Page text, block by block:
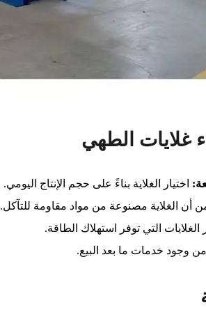
غلايات الطهي
: اختيار الغلاية بناءً على حجم الإنتاج اليومي.
من أن الغلاية مصنوعة من مواد مقاومة للتآكل.
الغلايات التي توفر استهلاك الطاقة.
من وجود خدمات ما بعد البيع.